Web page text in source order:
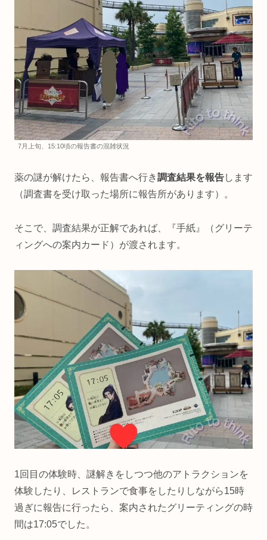
7月上旬、15:10頃の報告書の混雑状況
薬の謎が解けたら、報告書へ行き調査結果を報告します
（調査書を受け取った場所に報告所があります）。
そこで、調査結果が正解であれば、『手紙』（グリーテ
ィングへの案内カード）が渡されます。
1回目の体験時、謎解きをしつつ他のアトラクションを
体験したり、レストランで食事をしたりしながら15時
過ぎに報告に行ったら、案内されたグリーティングの時
間は17:05でした。